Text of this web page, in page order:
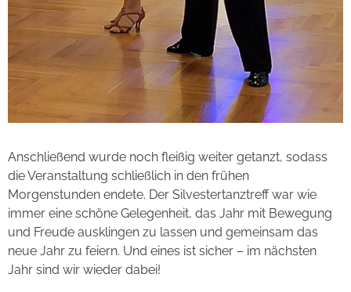
Anschließend wurde noch fleißig weiter getanzt, sodass
die Veranstaltung schließlich in den frühen
Morgenstunden endete. Der Silvestertanztreff war wie
immer eine schöne Gelegenheit, das Jahr mit Bewegung
und Freude ausklingen zu lassen und gemeinsam das
neue Jahr zu feiern. Und eines ist sicher – im nächsten
Jahr sind wir wieder dabei!